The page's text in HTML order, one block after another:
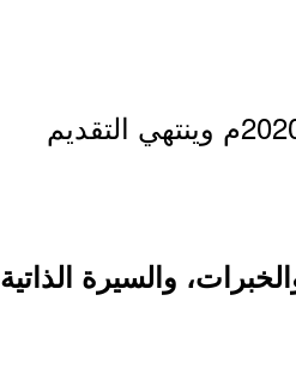
- التقديم مُتاح الآن بدأ اليوم الإثنين بتاريخ 1441/11/22هـ الموافق 2020/07/13م وينتهي التقديم
والسيرة الذاتية